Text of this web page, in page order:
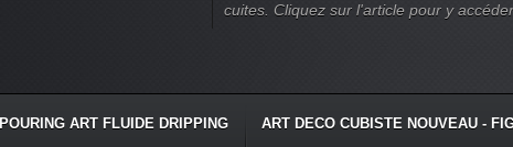
cuites. Cliquez sur l'article pour y accéder.
POURING ART FLUIDE DRIPPING ART DECO CUBISTE NOUVEAU -